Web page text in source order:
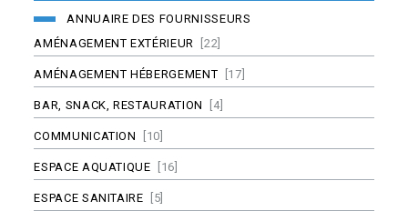
ANNUAIRE DES FOURNISSEURS
AMÉNAGEMENT EXTÉRIEUR [22]
AMÉNAGEMENT HÉBERGEMENT [17]
BAR, SNACK, RESTAURATION [4]
COMMUNICATION [10]
ESPACE AQUATIQUE [16]
ESPACE SANITAIRE [5]